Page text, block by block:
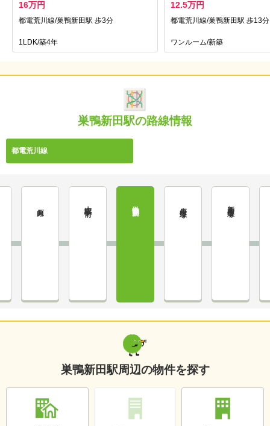
16万円
都電荒川線/巣鴨新田駅 歩3分
1LDK/築4年
12.5万円
都電荒川線/巣鴨新田駅 歩13分
ワンルーム/新築
巣鴨新田駅の路線情報
都電荒川線
巣鴨新田駅周辺の物件を探す